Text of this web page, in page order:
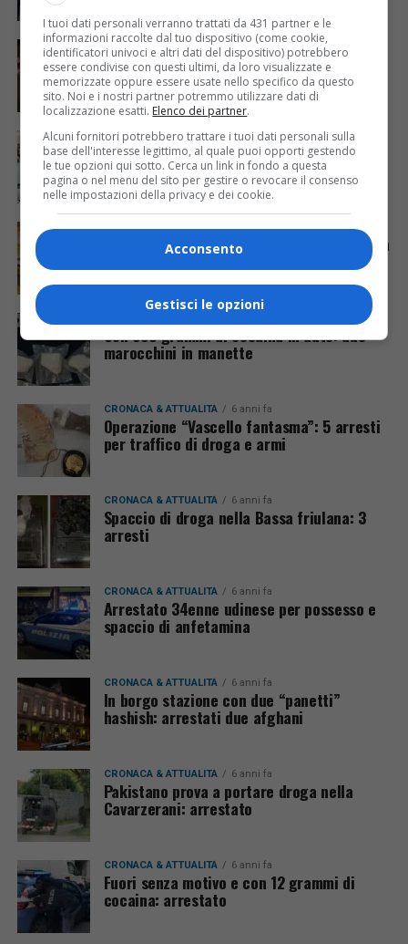
CRONACA & ATTUALITÀ 5 anni fa
Pasquetta: due denunce per detenzione
illecita di sostanze stupefacenti
CRONACA & ATTUALITÀ 5 anni fa
Borgo stazione passata al setaccio dalle
forze dell’ordine
CRONACA & ATTUALITÀ 5 anni fa
La Guardia di Finanza scopre un bazar della
droga nella Bassa Friulana
Con 358 grammi di cocaina in auto: due
marocchini in manette
CRONACA & ATTUALITÀ 6 anni fa
Operazione “Vascello fantasma”: 5 arresti
per traffico di droga e armi
CRONACA & ATTUALITÀ 6 anni fa
Spaccio di droga nella Bassa friulana: 3
arresti
CRONACA & ATTUALITÀ 6 anni fa
Arrestato 34enne udinese per possesso e
spaccio di anfetamina
CRONACA & ATTUALITÀ 6 anni fa
In borgo stazione con due “panetti”
hashish: arrestati due afghani
CRONACA & ATTUALITÀ 6 anni fa
Pakistano prova a portare droga nella
Cavarzerani: arrestato
CRONACA & ATTUALITÀ 6 anni fa
Fuori senza motivo e con 12 grammi di
cocaina: arrestato
I tuoi dati personali verranno trattati da 431 partner e le
informazioni raccolte dal tuo dispositivo (come cookie,
identificatori univoci e altri dati del dispositivo) potrebbero
essere condivise con questi ultimi, da loro visualizzate e
memorizzate oppure essere usate nello specifico da questo
sito. Noi e i nostri partner potremmo utilizzare dati di
localizzazione esatti. Elenco dei partner.
Alcuni fornitori potrebbero trattare i tuoi dati personali sulla
base dell'interesse legittimo, al quale puoi opporti gestendo
le tue opzioni qui sotto. Cerca un link in fondo a questa
pagina o nel menu del sito per gestire o revocare il consenso
nelle impostazioni della privacy e dei cookie.
Acconsento
Gestisci le opzioni